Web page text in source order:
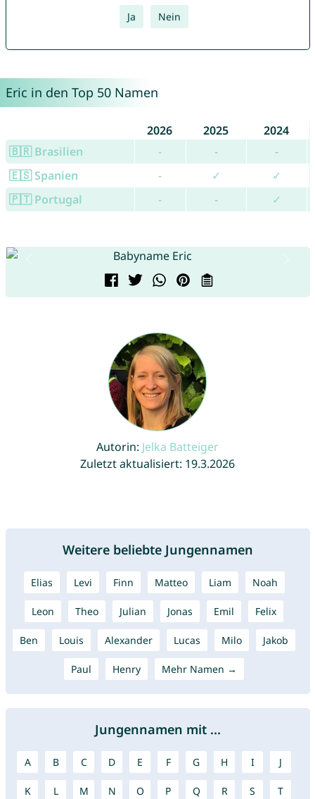
Ja Nein
Eric in den Top 50 Namen
2026 2025
2024
🇧🇷 Brasilien
- -
-
🇪🇸 Spanien
- ✓
✓
🇵🇹 Portugal
- - ✓
Autorin: Jelka Batteiger
Zuletzt aktualisiert: 19.3.2026
Weitere beliebte Jungennamen
Elias Levi Finn Matteo Liam Noah
Leon Theo Julian Jonas Emil Felix
Ben Louis Alexander Lucas Milo Jakob
Paul Henry Mehr Namen →
Jungennamen mit ...
A B C D E F G H I J
K L M N O P Q R S T